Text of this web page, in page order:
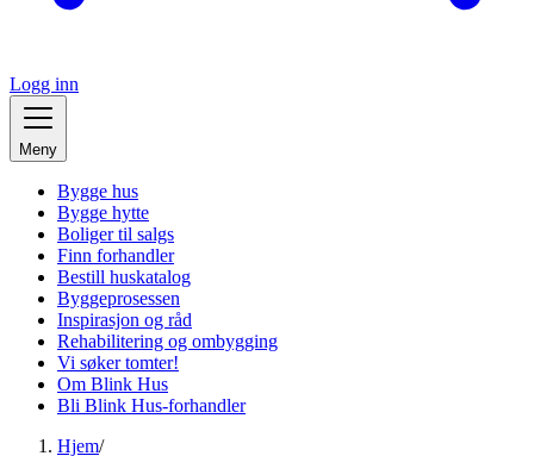
Logg inn
Meny
Bygge hus
Bygge hytte
Boliger til salgs
Finn forhandler
Bestill huskatalog
Byggeprosessen
Inspirasjon og råd
Rehabilitering og ombygging
Vi søker tomter!
Om Blink Hus
Bli Blink Hus-forhandler
Hjem/